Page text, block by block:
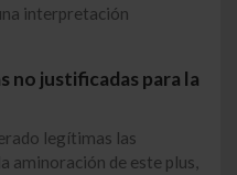
interpretación
no justificadas para la
legítimas las
aminoración de este plus,